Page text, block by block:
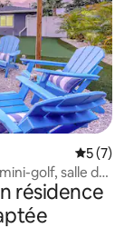
5 (7)
golf, salle de
résidence